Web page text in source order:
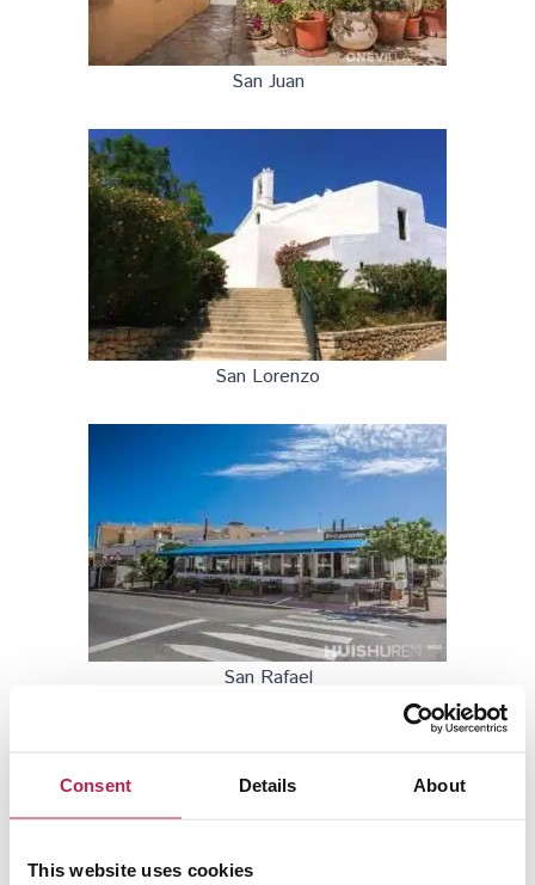
Consent Details About
This website uses cookies
San Juan
San Lorenzo
San Rafael